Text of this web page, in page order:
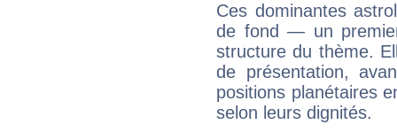
Ces dominantes
de fond — un
structure du thème.
de présentation,
positions planétaires
selon leurs dignités.